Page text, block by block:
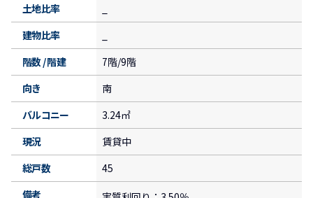
土地比率
建物比率
階数 / 階建
7階/9階
向き
南
バルコニー
3.24㎡
現況
賃貸中
総戸数
45
備考